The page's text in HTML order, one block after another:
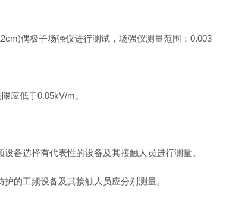
偶极子场强仪进行测试，场强仪测量范围：0.003
应低于0.05kV/m。
备选择有代表性的设备及其接触人员进行测量。
的工频设备及其接触人员应分别测量。